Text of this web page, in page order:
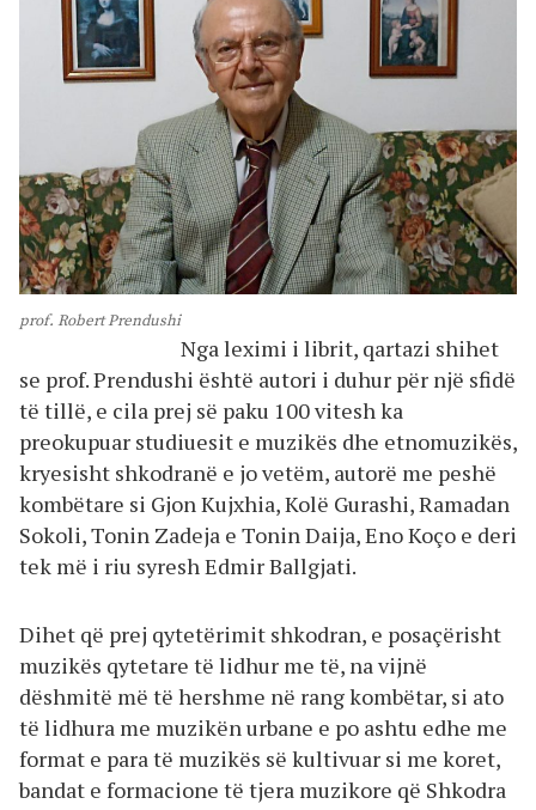
prof. Robert Prendushi
Nga leximi i librit, qartazi shihet
se prof. Prendushi është autori i duhur për një sfidë
të tillë, e cila prej së paku 100 vitesh ka
preokupuar studiuesit e muzikës dhe etnomuzikës,
kryesisht shkodranë e jo vetëm, autorë me peshë
kombëtare si Gjon Kujxhia, Kolë Gurashi, Ramadan
Sokoli, Tonin Zadeja e Tonin Daija, Eno Koço e deri
tek më i riu syresh Edmir Ballgjati.
Dihet që prej qytetërimit shkodran, e posaçërisht
muzikës qytetare të lidhur me të, na vijnë
dëshmitë më të hershme në rang kombëtar, si ato
të lidhura me muzikën urbane e po ashtu edhe me
format e para të muzikës së kultivuar si me koret,
bandat e formacione të tjera muzikore që Shkodra